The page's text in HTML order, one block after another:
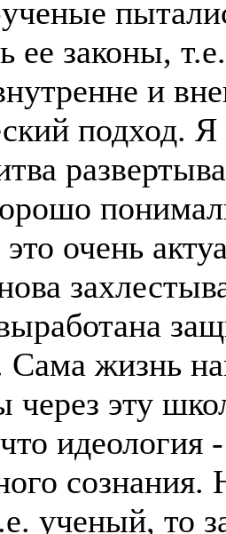
ее законы,
и
подход.
очень
жизнь
через эту
ученый, то